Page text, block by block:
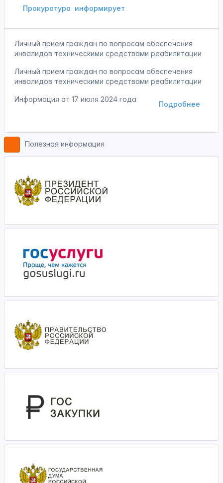
Прокуратура информирует
Личный прием граждан по вопросам обеспечения
инвалидов техническими средствами реабилитации
Личный прием граждан по вопросам обеспечения
инвалидов техническими средствами реабилитации
Подробнее
Информация от 17 июля 2024 года
Полезная информация